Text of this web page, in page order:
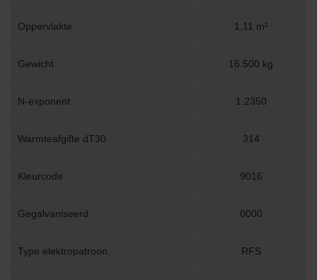
Oppervlakte 1.11 m²
Gewicht 16.500 kg
N-exponent 1.2350
Warmteafgifte dT30 314
Kleurcode 9016
Gegalvaniseerd 0000
Type elektropatroon RFS